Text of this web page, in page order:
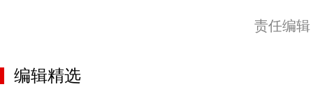
责任编
编辑精选